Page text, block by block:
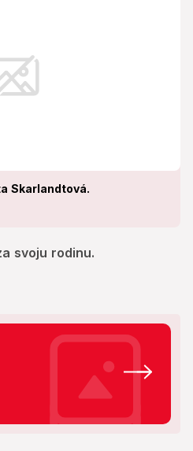
Skarlandtová.
svoju rodinu.